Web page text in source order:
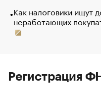
Как налоговики ищут
неработающих
Регистрация